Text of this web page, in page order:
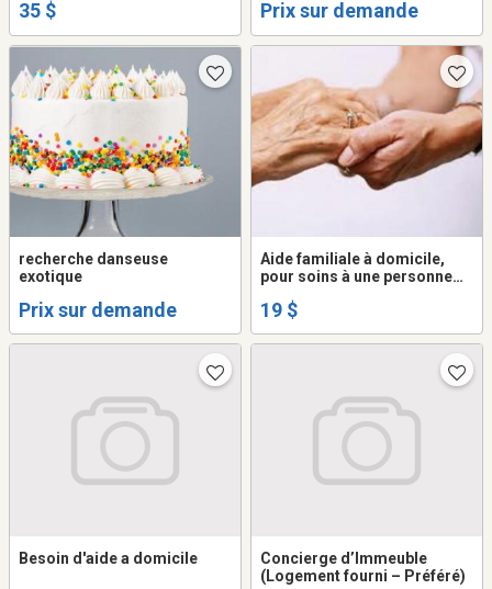
35 $ Prix sur demande
recherche danseuse
exotique
Prix sur demande
Aide familiale à domicile,
pour soins à une personne
19 $
Besoin d'aide a domicile
Concierge d’Immeuble
(Logement fourni – Préféré)